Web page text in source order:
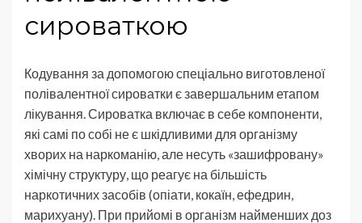
сироваткою
Кодування за допомогою спеціально виготовленої
полівалентної сироватки є завершальним етапом
лікування. Сироватка включає в себе компоненти,
які самі по собі не є шкідливими для організму
хворих на наркоманію, але несуть «зашифровану»
хімічну структуру, що реагує на більшість
наркотичних засобів (опіати, кокаїн, ефедрин,
марихуану). При прийомі в організм найменших доз